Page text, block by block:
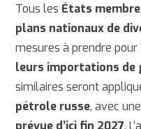
Tous les États
plans nationaux de
mesures à prendre pour
leurs importations de
similaires seront
pétrole russe, avec une
prévue d’ici fin 2027.